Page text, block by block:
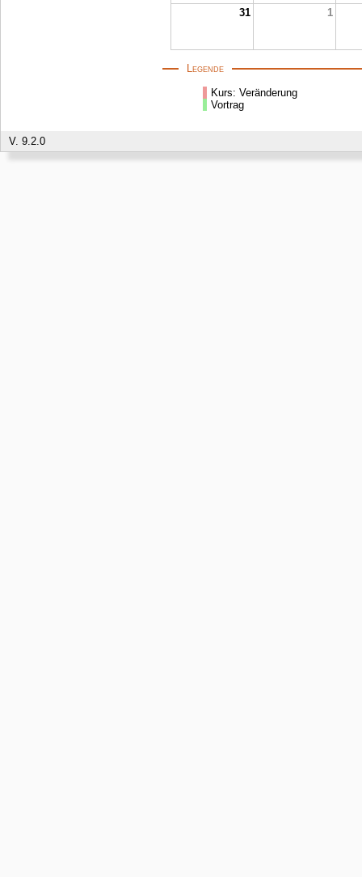
31 1
Legende
Kurs: Veränderung
Vortrag
V. 9.2.0